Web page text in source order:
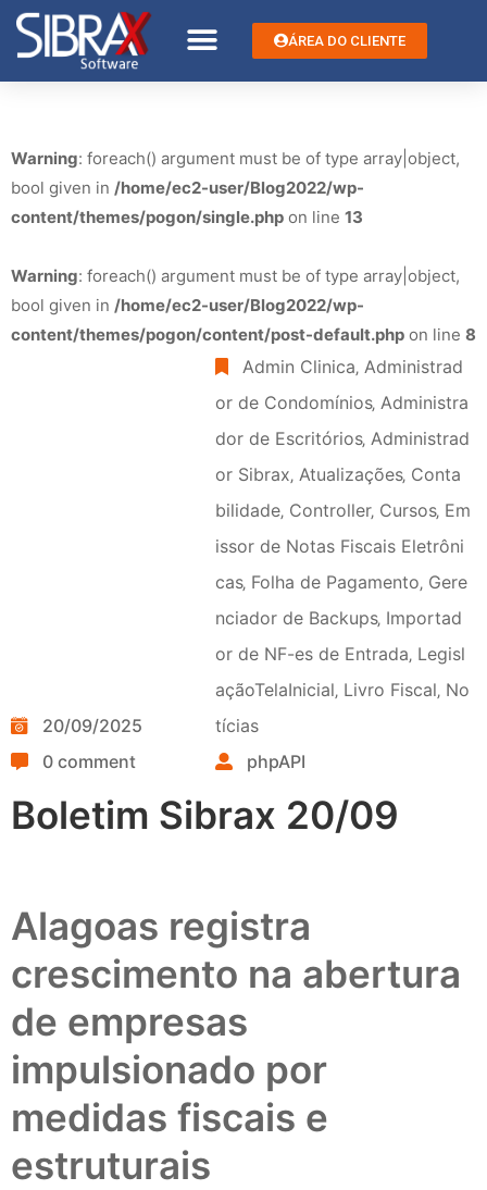
ÁREA DO CLIENTE
Warning: foreach() argument must be of type array|object,
bool given in /home/ec2-user/Blog2022/wp-
content/themes/pogon/single.php on line 13
Warning: foreach() argument must be of type array|object,
bool given in /home/ec2-user/Blog2022/wp-
content/themes/pogon/content/post-default.php on line 8
20/09/2025
Admin Clinica‚ Administrad
or de Condomínios‚ Administra
dor de Escritórios‚ Administrad
or Sibrax‚ Atualizações‚ Conta
bilidade‚ Controller‚ Cursos‚ Em
issor de Notas Fiscais Eletrôni
cas‚ Folha de Pagamento‚ Gere
nciador de Backups‚ Importad
or de NF-es de Entrada‚ Legisl
açãoTelaInicial‚ Livro Fiscal‚ No
tícias
0 comment
phpAPI
Boletim Sibrax 20/09
Alagoas registra
crescimento na abertura
de empresas
impulsionado por
medidas fiscais e
estruturais